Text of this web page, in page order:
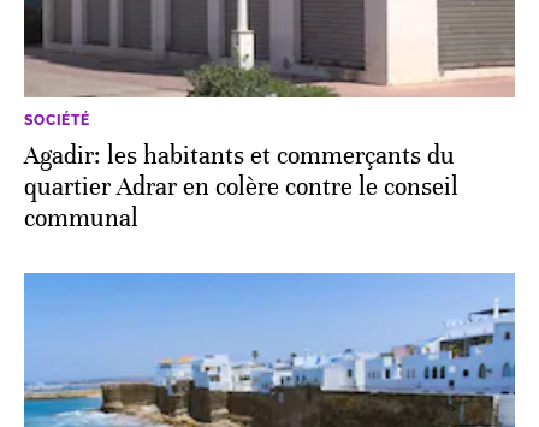
SOCIÉTÉ
Agadir: les habitants et commerçants du
quartier Adrar en colère contre le conseil
communal